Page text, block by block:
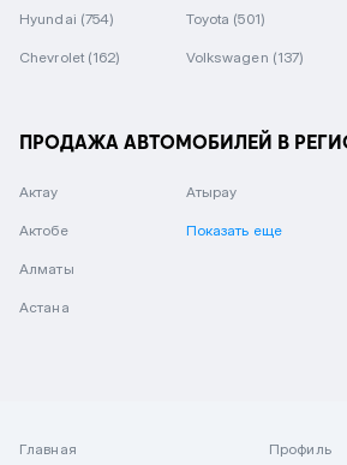
Hyundai (754) Toyota (501)
Chevrolet (162) Volkswagen (137)
ПРОДАЖА АВТОМОБИЛЕЙ В
Актау
Актобе
Алматы
Астана
Атырау
Показать еще
Главная
Профиль